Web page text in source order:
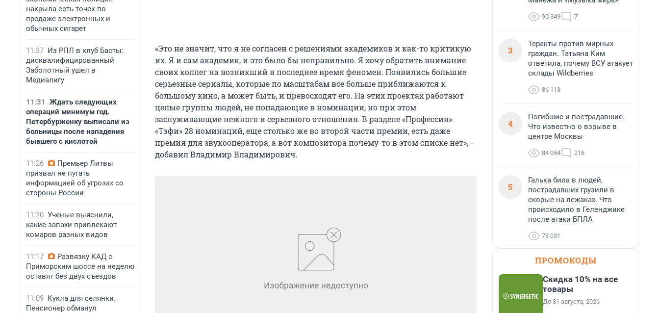
накрыла сеть точек по
продаже электронных и
обычных сигарет
11:37 Из РПЛ в клуб Басты:
дисквалифицированный
Заболотный ушел в
Медиалигу
11:31
Ждать следующих
операций минимум год.
Петербурженку выписали из
больницы после нападения
бывшего с кислотой
11:26
Премьер Литвы
призвал не пугать
информацией об угрозах со
стороны России
11:20 Ученые выяснили,
какие запахи привлекают
комаров разных видов
11:17
Развязку КАД с
Приморским шоссе на неделю
оставят без двух съездов
11:09 Кукла для селянки.
Пенсионер обманул
«Это не значит, что я не согласен с решениями академиков и как-то критикую
их. Я и сам академик, и это было бы неправильно. Я хочу обратить внимание
своих коллег на возникший в последнее время феномен. Появились большие
серьезные сериалы, которые по масштабам все больше приближаются к
большому кино, а может быть, и превосходят его. На этих проектах работают
целые группы людей, не попадающие в номинации, но при этом
заслуживающие нежного и серьезного отношения. В разделе «Профессия»
«Тэфи» 28 номинаций, еще столько же во второй части премии, есть даже
премия для звукооператора, а вот композитора почему-то в этом списке нет», -
добавил Владимир Владимирович.
90 349 7
3
Теракты против мирных
граждан. Татьяна Ким
ответила, почему ВСУ атакует
склады Wildberries
86 113
4
Погибшие и пострадавшие.
Что известно о взрыве в
центре Москвы
84 054 216
5
Галька била в людей,
пострадавших грузили в
скорые на лежаках. Что
происходило в Геленджике
после атаки БПЛА
78 031
ПРОМОКОДЫ
Скидка 10% на все
товары
До 31 августа, 2026